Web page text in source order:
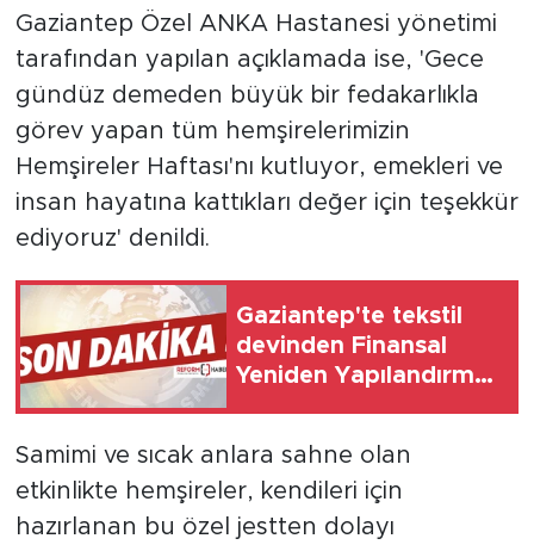
Gaziantep Özel ANKA Hastanesi yönetimi
tarafından yapılan açıklamada ise, 'Gece
gündüz demeden büyük bir fedakarlıkla
görev yapan tüm hemşirelerimizin
Hemşireler Haftası'nı kutluyor, emekleri ve
insan hayatına kattıkları değer için teşekkür
ediyoruz' denildi.
Gaziantep'te tekstil
devinden Finansal
Yeniden Yapılandırma
Samimi ve sıcak anlara sahne olan
etkinlikte hemşireler, kendileri için
hazırlanan bu özel jestten dolayı